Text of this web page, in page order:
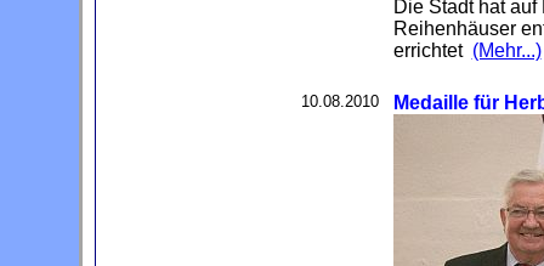
Die Stadt hat
Reihenhäuser
errichtet (Mehr...)
10.08.2010 Medaille für